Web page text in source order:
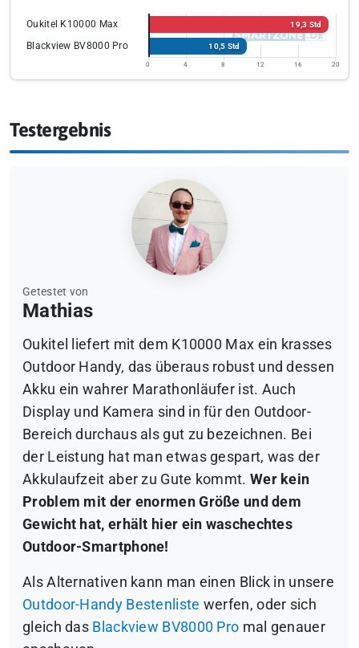
Oukitel K10000 Max 19,3 Std
Blackview BV8000 Pro 10,5 Std
0 4 8 12 16 20
Testergebnis
Getestet von
Mathias
Oukitel liefert mit dem K10000 Max ein krasses
Outdoor Handy, das überaus robust und dessen
Akku ein wahrer Marathonläufer ist. Auch
Display und Kamera sind in für den Outdoor-
Bereich durchaus als gut zu bezeichnen. Bei
der Leistung hat man etwas gespart, was der
Akkulaufzeit aber zu Gute kommt. Wer kein
Problem mit der enormen Größe und dem
Gewicht hat, erhält hier ein waschechtes
Outdoor-Smartphone!
Als Alternativen kann man einen Blick in unsere
Outdoor-Handy Bestenliste werfen, oder sich
gleich das Blackview BV8000 Pro mal genauer